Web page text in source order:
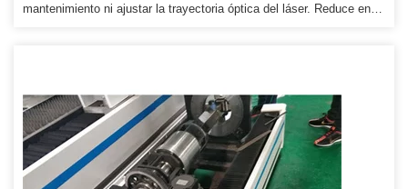
mantenimiento ni ajustar la trayectoria óptica del láser. Reduce en